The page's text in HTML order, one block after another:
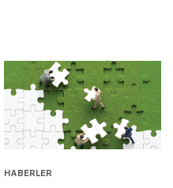
HABERLER